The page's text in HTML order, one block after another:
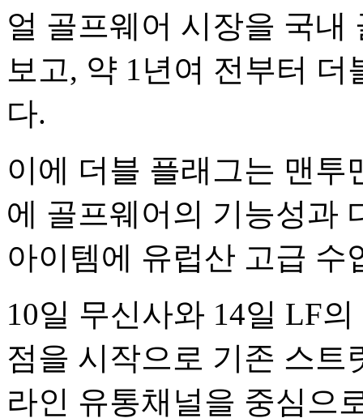
얼 골프웨어 시장을 국
보고, 약 1년여 전부터
다.
이에 더블 플래그는 맨투
에 골프웨어의 기능성과
아이템에 유럽산 고급 수
10일 무신사와 14일 LF
점을 시작으로 기존 스트
라인 유통채널을 중심으